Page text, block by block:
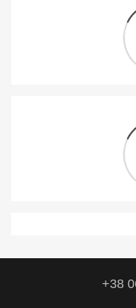
+38